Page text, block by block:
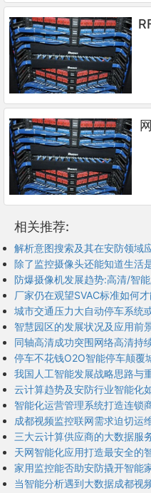
相关推荐:
解析意图搜索及其在安防领域
除了监控摄像头还能知道生活
防爆摄像机发展趋势:高清/智
厂家仍在观望SVAC标准如何
城市交通压力大自动停车系统
智慧园区的发展状况及应用前
同轴高清成功突围网络高清持
停车不花钱O2O智能停车颠覆
我国人工智能发展战略思路与
云计算趋势及安防行业智能化
智能化运营管理系统打造连锁
成都视频监控联网需求迫切运
三大云计算供应商的大数据服
天网智能化应用打造最安全的
家用监控能否助安防撬开智能
当智能分析遇到大数据成都视